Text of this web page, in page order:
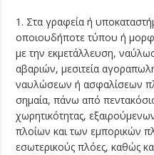
1. Στα γραφεία ή
οποιουδήποτε τύπου ή
με την εκμετάλλευση,
αβαριών, μεσιτεία
ναυλώσεων ή ασφαλίσεων
σημαία, πάνω από
χωρητικότητας,
πλοίων και των εμπορικών
εσωτερικούς πλόες, καθώς